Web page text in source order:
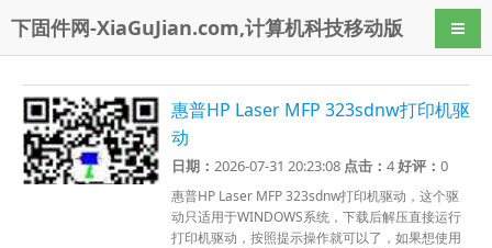
下固件网-XiaGuJian.com,计算机科技移动版 导航
惠普HP Laser MFP 323sdnw打印机驱
动
日期：2026-07-31 20:23:08 点击：4好评：0
惠普HP Laser MFP 323sdnw打印机驱动，这个驱
动只适用于WINDOWS系统，下载后解压直接运行
打印机驱动，按照提示操作就可以了，如果想使用